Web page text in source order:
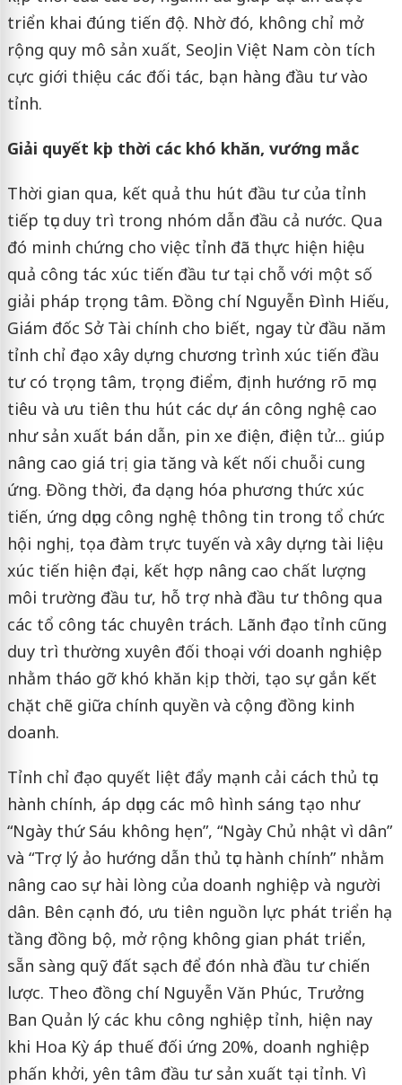
triển khai đúng tiến độ. Nhờ đó, không chỉ mở
rộng quy mô sản xuất, SeoJin Việt Nam còn tích
cực giới thiệu các đối tác, bạn hàng đầu tư vào
tỉnh.
Giải quyết kịp thời các khó khăn, vướng mắc
Thời gian qua, kết quả thu hút đầu tư của tỉnh
tiếp tục duy trì trong nhóm dẫn đầu cả nước. Qua
đó minh chứng cho việc tỉnh đã thực hiện hiệu
quả công tác xúc tiến đầu tư tại chỗ với một số
giải pháp trọng tâm. Đồng chí Nguyễn Đình Hiếu,
Giám đốc Sở Tài chính cho biết, ngay từ đầu năm
tỉnh chỉ đạo xây dựng chương trình xúc tiến đầu
tư có trọng tâm, trọng điểm, định hướng rõ mục
tiêu và ưu tiên thu hút các dự án công nghệ cao
như sản xuất bán dẫn, pin xe điện, điện tử... giúp
nâng cao giá trị gia tăng và kết nối chuỗi cung
ứng. Đồng thời, đa dạng hóa phương thức xúc
tiến, ứng dụng công nghệ thông tin trong tổ chức
hội nghị, tọa đàm trực tuyến và xây dựng tài liệu
xúc tiến hiện đại, kết hợp nâng cao chất lượng
môi trường đầu tư, hỗ trợ nhà đầu tư thông qua
các tổ công tác chuyên trách. Lãnh đạo tỉnh cũng
duy trì thường xuyên đối thoại với doanh nghiệp
nhằm tháo gỡ khó khăn kịp thời, tạo sự gắn kết
chặt chẽ giữa chính quyền và cộng đồng kinh
doanh.
Tỉnh chỉ đạo quyết liệt đẩy mạnh cải cách thủ tục
hành chính, áp dụng các mô hình sáng tạo như
“Ngày thứ Sáu không hẹn”, “Ngày Chủ nhật vì dân”
và “Trợ lý ảo hướng dẫn thủ tục hành chính” nhằm
nâng cao sự hài lòng của doanh nghiệp và người
dân. Bên cạnh đó, ưu tiên nguồn lực phát triển hạ
tầng đồng bộ, mở rộng không gian phát triển,
sẵn sàng quỹ đất sạch để đón nhà đầu tư chiến
lược. Theo đồng chí Nguyễn Văn Phúc, Trưởng
Ban Quản lý các khu công nghiệp tỉnh, hiện nay
khi Hoa Kỳ áp thuế đối ứng 20%, doanh nghiệp
phấn khởi, yên tâm đầu tư sản xuất tại tỉnh. Vì